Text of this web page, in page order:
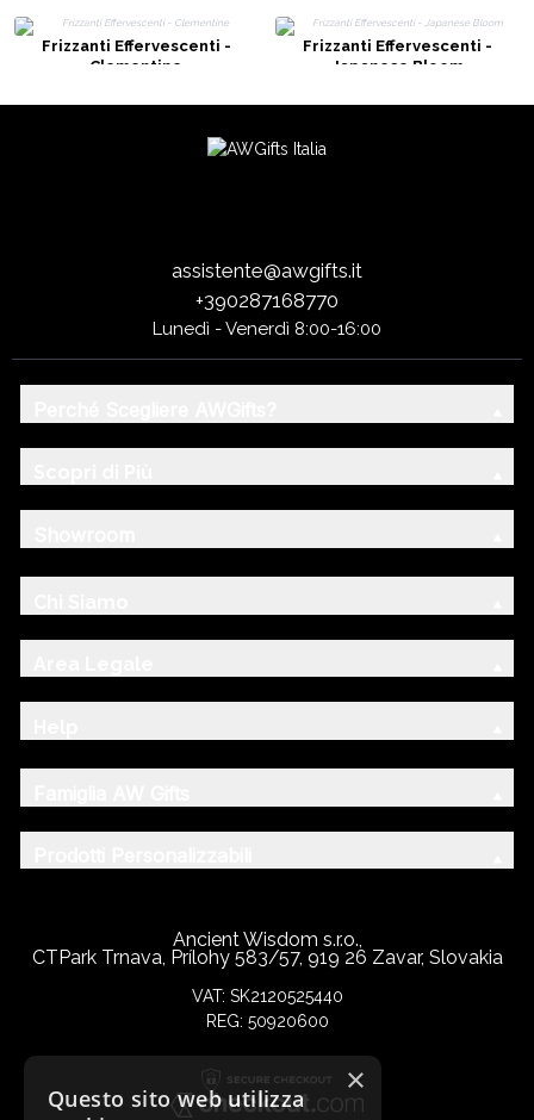
Frizzanti Effervescenti -
Clementine
Frizzanti Effervescenti -
Japanese Bloom
assistente@awgifts.it
+390287168770
Lunedì - Venerdì 8:00-16:00
Ancient Wisdom s.r.o.,
CTPark Trnava, Prílohy 583/57, 919 26 Zavar, Slovakia
VAT: SK2120525440
REG: 50920600
×
Questo sito web utilizza